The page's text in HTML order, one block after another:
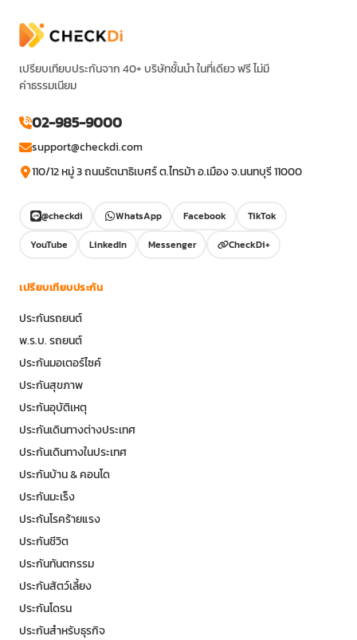
เปรียบเทียบประกันจาก 40+ บริษัทชั้นนำ ในที่เดียว ฟรี ไม่มี
ค่าธรรมเนียม
02-985-9000
support@checkdi.com
110/12 หมู่ 3 ถนนรัตนาธิเบศร์ ต.ไทรม้า อ.เมือง จ.นนทบุรี 11000
@checkdi WhatsApp Facebook
TikTok
YouTube
LinkedIn Messenger CheckDi+
เปรียบเทียบประกัน
ประกันรถยนต์
พ.ร.บ. รถยนต์
ประกันมอเตอร์ไซค์
ประกันสุขภาพ
ประกันอุบัติเหตุ
ประกันเดินทางต่างประเทศ
ประกันเดินทางในประเทศ
ประกันบ้าน & คอนโด
ประกันมะเร็ง
ประกันโรคร้ายแรง
ประกันชีวิต
ประกันทันตกรรม
ประกันสัตว์เลี้ยง
ประกันโดรน
ประกันสำหรับธุรกิจ